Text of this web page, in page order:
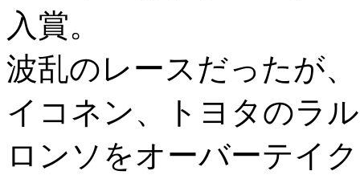
入賞。
波乱のレースだったが
イコネン、トヨタのラ
ロンソをオーバーテイ